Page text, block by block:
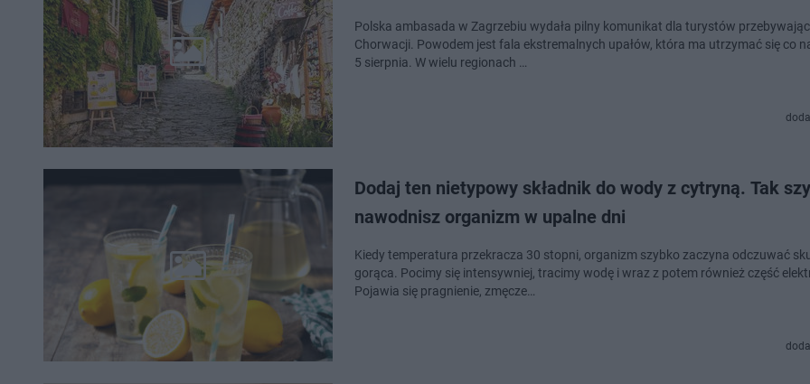
Polska ambasada w Zagrzebiu wydała pilny komunikat dla turystów
Chorwacji. Powodem jest fala ekstremalnych upałów, która ma utrzymać się co
5 sierpnia. W wielu regionach …
Dodaj ten nietypowy składnik do wody z cytryną. Tak
nawodnisz organizm w upalne dni
Kiedy temperatura przekracza 30 stopni, organizm szybko zaczyna odczuwać
gorąca. Pocimy się intensywniej, tracimy wodę i wraz z potem również część
Pojawia się pragnienie, zmęcze…